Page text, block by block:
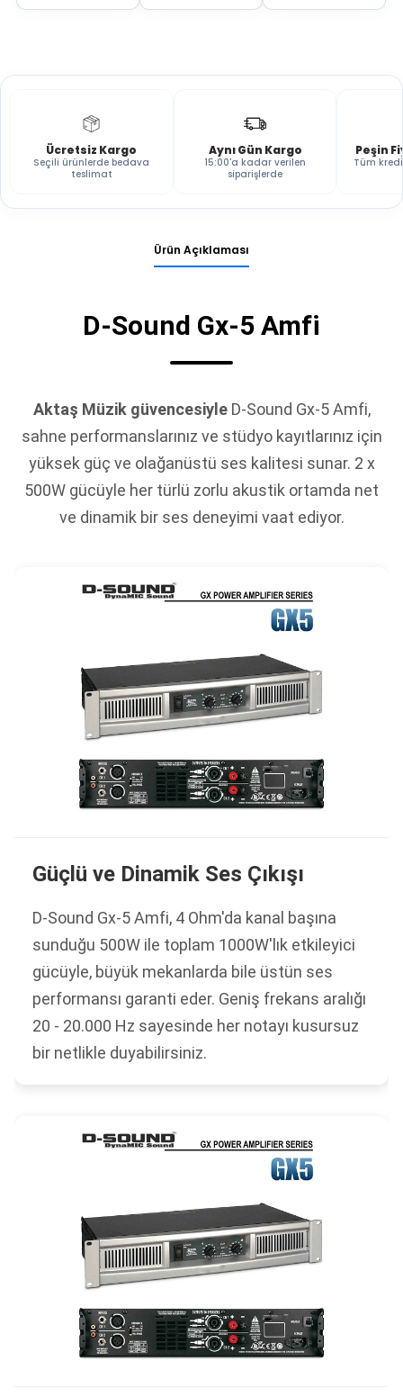
Ücretsiz Kargo
Seçili ürünlerde bedava
teslimat
Aynı Gün Kargo
15:00'a kadar verilen
siparişlerde
Peşin
Tüm
Ürün Açıklaması
D-Sound Gx-5 Amfi
Aktaş Müzik güvencesiyleD-Sound Gx-5 Amfi,
sahne performanslarınız ve stüdyo kayıtlarınız için
yüksek güç ve olağanüstü ses kalitesi sunar. 2 x
500W gücüyle her türlü zorlu akustik ortamda net
ve dinamik bir ses deneyimi vaat ediyor.
Güçlü ve Dinamik Ses Çıkışı
D-Sound Gx-5 Amfi, 4 Ohm'da kanal başına
sunduğu 500W ile toplam 1000W'lık etkileyici
gücüyle, büyük mekanlarda bile üstün ses
performansı garanti eder. Geniş frekans aralığı
20 - 20.000 Hz sayesinde her notayı kusursuz
bir netlikle duyabilirsiniz.